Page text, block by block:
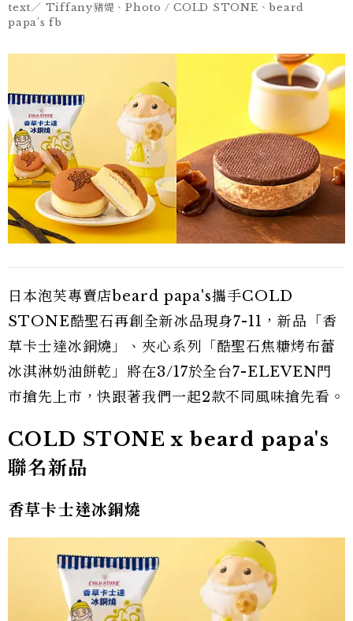
text／ Tiffany豬媞、Photo / COLD STONE、beard
papa's fb
日本泡芙專賣店beard papa's攜手COLD
STONE酷聖石再創全新冰品現身7-11，新品「香
草卡士達冰銅燒」、夾心系列「酷聖石焦糖烤布蕾
冰淇淋奶油餅乾」將在3/17於全台7-ELEVEN門
市搶先上市，快跟著我們一起2款不同風味搶先看。
COLD STONE x beard papa's
聯名新品
香草卡士達冰銅燒